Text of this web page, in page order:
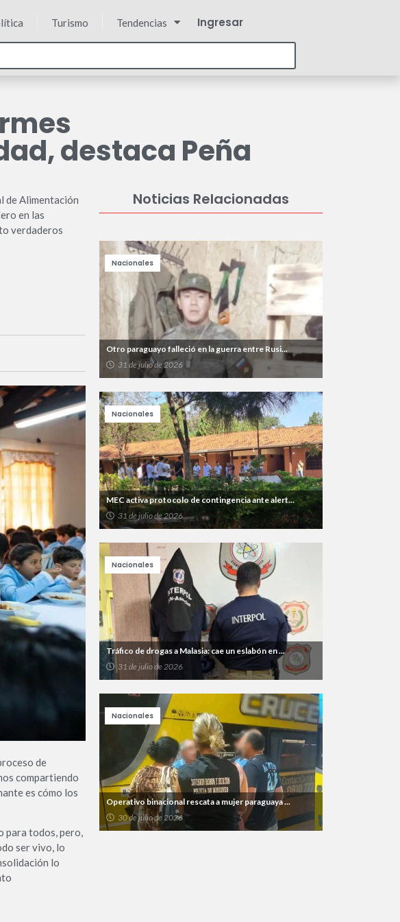
Turismo Tendencias Ingresar
destaca Peña
de Alimentación
en las
verdaderos
de
compartiendo
es cómo los
para todos, pero,
ser vivo, lo
lo
Noticias Relacionadas
Otro paraguayo falleció en la guerra entre Rusi...
31 de julio de 2026
Nacionales
MEC activa protocolo de contingencia ante alert...
31 de julio de 2026
Nacionales
Tráfico de drogas a Malasia: cae un eslabón en ...
31 de julio de 2026
Nacionales
Operativo binacional rescata a mujer paraguaya ...
30 de julio de 2026
Nacionales